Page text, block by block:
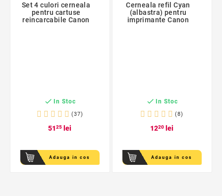
Set 4 culori cerneala
pentru cartuse
reincarcabile Canon
 In Stoc
(37)
5125 lei
Adauga in cos
Cerneala refil Cyan
(albastra) pentru
imprimante Canon
 In Stoc
(8)
1220 lei
Adauga in cos